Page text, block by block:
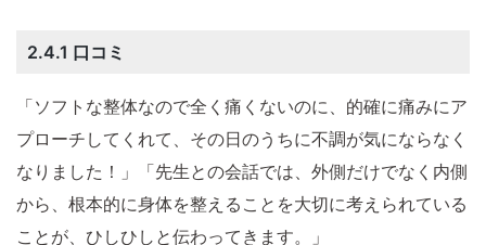
2.4.1 口コミ
「ソフトな整体なので全く痛くないのに、的確に痛みにア
プローチしてくれて、その日のうちに不調が気にならなく
なりました！」「先生との会話では、外側だけでなく内側
から、根本的に身体を整えることを大切に考えられている
ことが、ひしひしと伝わってきます。」